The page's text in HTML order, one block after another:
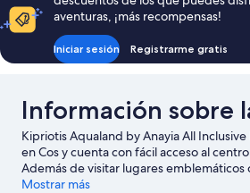
aventuras, ¡más recompensas!
Iniciar sesión Registrarme gratis
Información sobre
Kipriotis Aqualand by Anayia All
en Cos y cuenta con fácil acceso al
Además de visitar lugares emblemáticos
Castillo de Bodrum, podrás apreciar la
Mostrar más